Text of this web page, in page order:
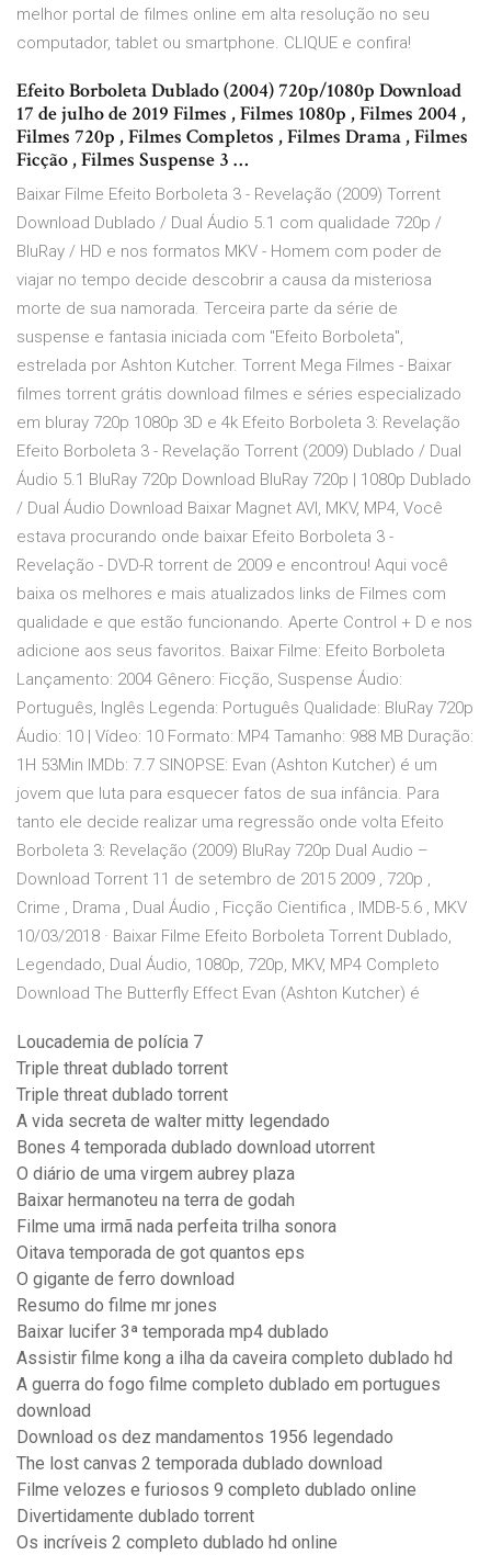
melhor portal de filmes online em alta resolução no seu
computador, tablet ou smartphone. CLIQUE e confira!
Efeito Borboleta Dublado (2004) 720p/1080p Download
17 de julho de 2019 Filmes , Filmes 1080p , Filmes 2004 ,
Filmes 720p , Filmes Completos , Filmes Drama , Filmes
Ficção , Filmes Suspense 3 …
Baixar Filme Efeito Borboleta 3 - Revelação (2009) Torrent
Download Dublado / Dual Áudio 5.1 com qualidade 720p /
BluRay / HD e nos formatos MKV - Homem com poder de
viajar no tempo decide descobrir a causa da misteriosa
morte de sua namorada. Terceira parte da série de
suspense e fantasia iniciada com "Efeito Borboleta",
estrelada por Ashton Kutcher. Torrent Mega Filmes - Baixar
filmes torrent grátis download filmes e séries especializado
em bluray 720p 1080p 3D e 4k Efeito Borboleta 3: Revelação
Efeito Borboleta 3 - Revelação Torrent (2009) Dublado / Dual
Áudio 5.1 BluRay 720p Download BluRay 720p | 1080p Dublado
/ Dual Áudio Download Baixar Magnet AVI, MKV, MP4, Você
estava procurando onde baixar Efeito Borboleta 3 -
Revelação - DVD-R torrent de 2009 e encontrou! Aqui você
baixa os melhores e mais atualizados links de Filmes com
qualidade e que estão funcionando. Aperte Control + D e nos
adicione aos seus favoritos. Baixar Filme: Efeito Borboleta
Lançamento: 2004 Gênero: Ficção, Suspense Áudio:
Português, Inglês Legenda: Português Qualidade: BluRay 720p
Áudio: 10 | Vídeo: 10 Formato: MP4 Tamanho: 988 MB Duração:
1H 53Min IMDb: 7.7 SINOPSE: Evan (Ashton Kutcher) é um
jovem que luta para esquecer fatos de sua infância. Para
tanto ele decide realizar uma regressão onde volta Efeito
Borboleta 3: Revelação (2009) BluRay 720p Dual Audio –
Download Torrent 11 de setembro de 2015 2009 , 720p ,
Crime , Drama , Dual Áudio , Ficção Cientifica , IMDB-5.6 , MKV
10/03/2018 · Baixar Filme Efeito Borboleta Torrent Dublado,
Legendado, Dual Áudio, 1080p, 720p, MKV, MP4 Completo
Download The Butterfly Effect Evan (Ashton Kutcher) é
Loucademia de polícia 7
Triple threat dublado torrent
Triple threat dublado torrent
A vida secreta de walter mitty legendado
Bones 4 temporada dublado download utorrent
O diário de uma virgem aubrey plaza
Baixar hermanoteu na terra de godah
Filme uma irmã nada perfeita trilha sonora
Oitava temporada de got quantos eps
O gigante de ferro download
Resumo do filme mr jones
Baixar lucifer 3ª temporada mp4 dublado
Assistir filme kong a ilha da caveira completo dublado hd
A guerra do fogo filme completo dublado em portugues
download
Download os dez mandamentos 1956 legendado
The lost canvas 2 temporada dublado download
Filme velozes e furiosos 9 completo dublado online
Divertidamente dublado torrent
Os incríveis 2 completo dublado hd online